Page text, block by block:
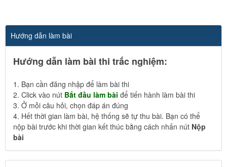
Hướng dẫn làm bài
Hướng dẫn làm bài thi trắc nghiệm:
1. Bạn cần đăng nhập để làm bài thi
2. Click vào nút Bắt đầu làm bài để tiến hành làm bài thi
3. Ở mỗi câu hỏi, chọn đáp án đúng
4. Hết thời gian làm bài, hệ thống sẽ tự thu bài. Bạn có thể
nộp bài trước khi thời gian kết thúc bằng cách nhấn nút Nộp
bài